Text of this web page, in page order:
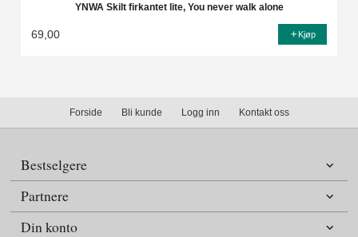
YNWA Skilt firkantet lite, You never walk alone
69,00 Kjøp
Forside Bli kunde Logg inn Kontakt oss
Bestselgere
Partnere
Din konto